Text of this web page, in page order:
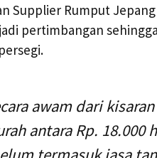
Supplier Rumput
pertimbangan
awam dari
antara Rp. 18.000